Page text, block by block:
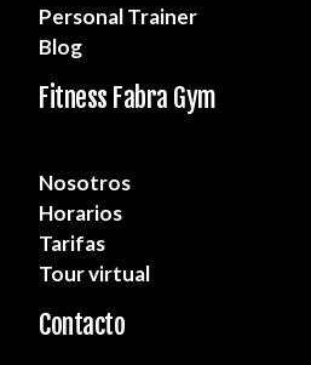
Personal Trainer
Blog
Fitness Fabra Gym
Nosotros
Horarios
Tarifas
Tour virtual
Contacto